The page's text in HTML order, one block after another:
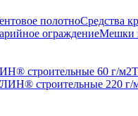
полотноСредства
ограждениеМешки
строительные 60 г/м2
строительные 220 г/